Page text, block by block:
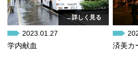
→詳しく見る
2023.01.27
学内献血 済美カ